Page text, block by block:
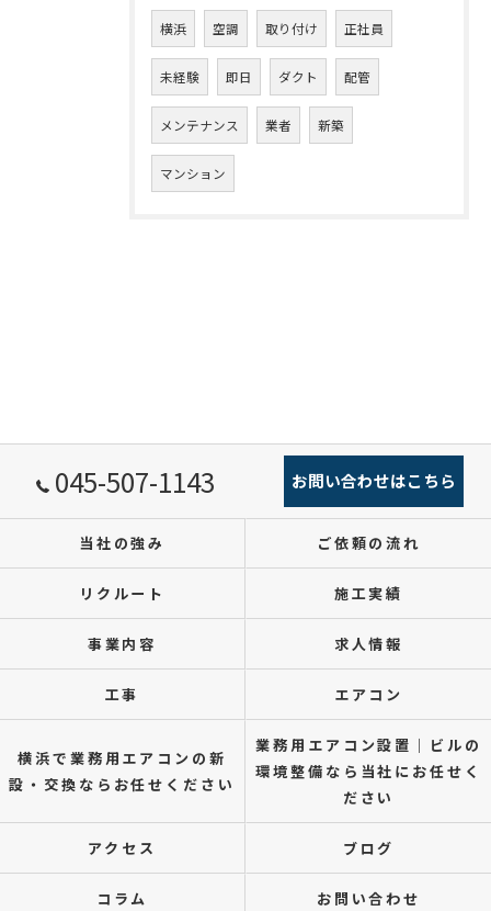
横浜 空調 取り付け 正社員
未経験 即日 ダクト 配管
メンテナンス 業者 新築
マンション
045-507-1143 お問い合わせはこちら
当社の強み ご依頼の流れ
リクルート 施工実績
事業内容 求人情報
工事 エアコン
横浜で業務用エアコンの新
設・交換ならお任せください
業務用エアコン設置｜ビルの
環境整備なら当社にお任せく
ださい
アクセス ブログ
コラム お問い合わせ